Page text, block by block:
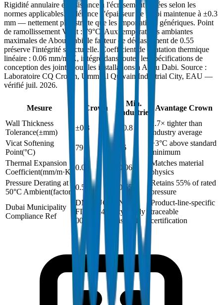
Rigidité annulaire et résistance à l'écrasement testées selon les
normes applicables. Tolérance d'épaisseur de paroi maintenue à ±0.3
mm — nettement plus stricte que les importations génériques. Point
de ramollissement Vicat : 79°C. Aux températures ambiantes
maximales de Abou Dabi, le facteur de déclassement de 0.55
préserve l'intégrité structurelle. Coefficient de dilatation thermique
linéaire : 0.06 mm/m·K, intégré dans toutes les spécifications de
conception des joints pour les installations à Abou Dabi. Source :
Laboratoire CQ Crown, Umm Al Quwain Industrial City, EAU —
vérifié juil. 2026.
Mesure Crown
Min.
industrie
Avantage Crown
Wall Thickness
Tolerance(±mm)
±0.3 ±0.8
2.7× tighter than
industry average
Vicat Softening
Point(°C)
79 76
+3°C above standard
minimum
Thermal Expansion
Coefficient(mm/m·K
0.06 0.06
Matches material
physics
Pressure Derating at
50°C Ambient(factor
0.55 0.55
Retains 55% of rated
pressure
Dubai Municipality
Compliance Ref
DM-DUCT-
FIT-2024-
001
Not
typically
issued
Product-line-specific
traceable
certification